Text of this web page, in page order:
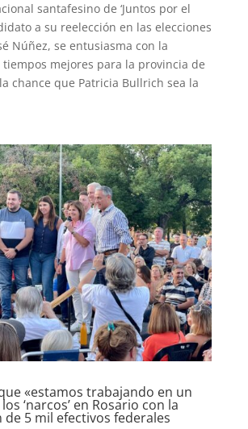
santafesino de ‘Juntos por el
a su reelección en las elecciones
Núñez, se entusiasma con la
mejores para la provincia de
chance que Patricia Bullrich sea la
«estamos trabajando en un
‘narcos’ en Rosario con la
5 mil efectivos federales